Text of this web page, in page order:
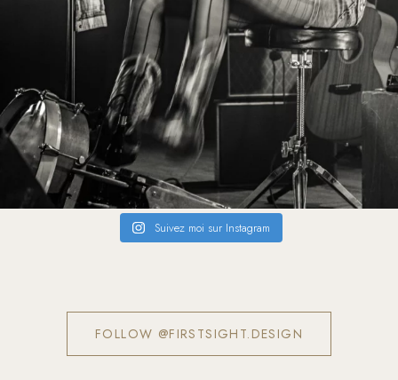
Suivez moi sur Instagram
FOLLOW @FIRSTSIGHT.DESIGN